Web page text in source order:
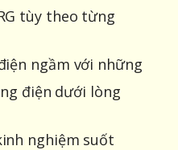
tùy theo từng
ngầm với những
điện dưới lòng
nghiệm suốt